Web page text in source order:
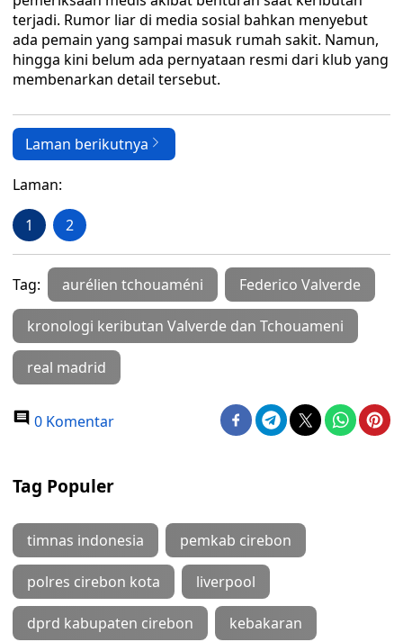
terjadi. Rumor liar di media sosial bahkan menyebut
ada pemain yang sampai masuk rumah sakit. Namun,
hingga kini belum ada pernyataan resmi dari klub yang
membenarkan detail tersebut.
Laman berikutnya
Laman:
1 2
Tag: aurélien tchouaméni Federico Valverde
kronologi keributan Valverde dan Tchouameni
real madrid
0 Komentar
Tag Populer
timnas indonesia pemkab cirebon
polres cirebon kota liverpool
dprd kabupaten cirebon kebakaran